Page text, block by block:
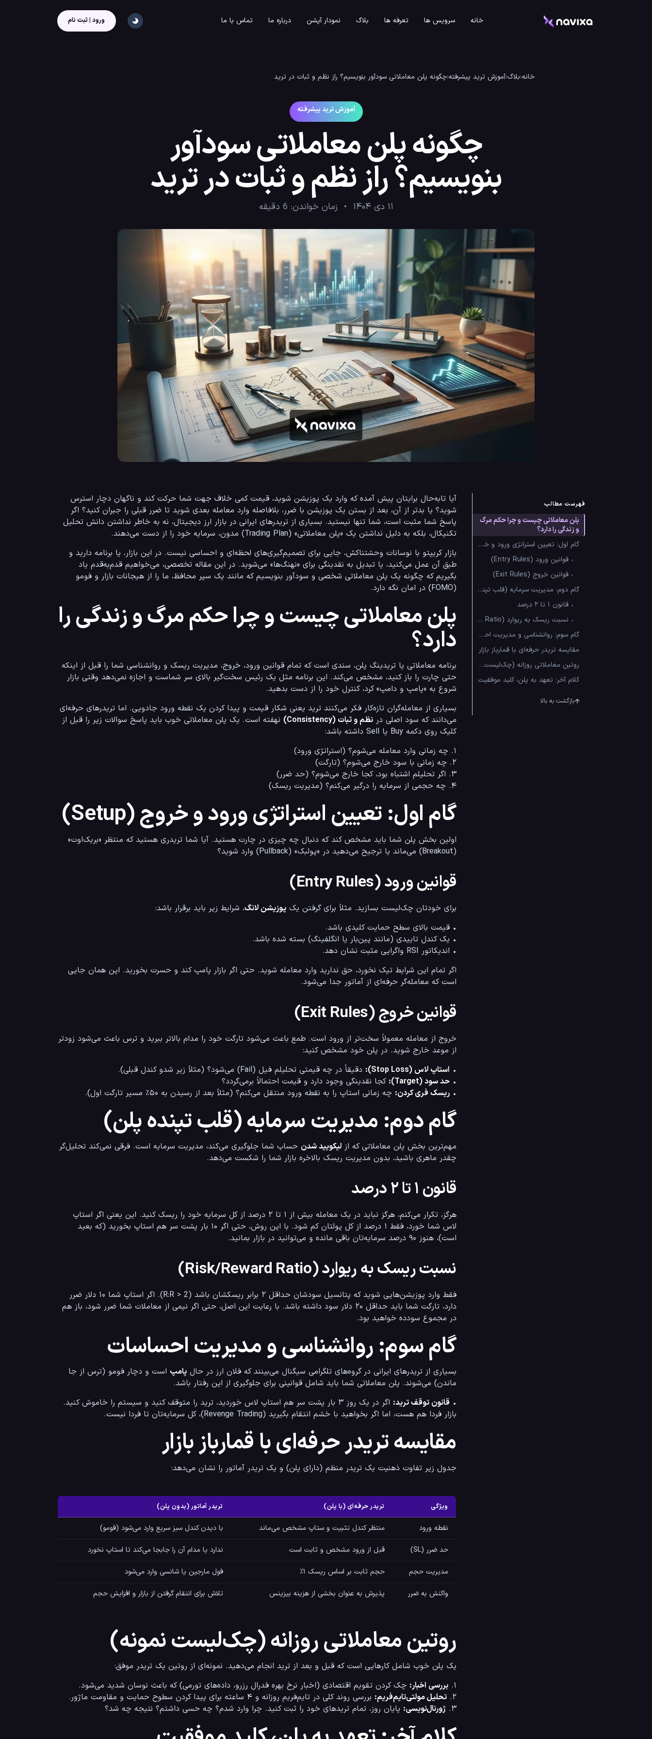
خانه سرویس ها تعرفه ها بلاگ نمودار آپشن درباره ما تماس با ما ورود | ثبت نام
خانه‹بلاگ‹آموزش ترید پیشرفته‹چگونه پلن معاملاتی سودآور بنویسیم؟ راز نظم و ثبات در ترید
آموزش ترید پیشرفته
چگونه پلن معاملاتی سودآور
بنویسیم؟ راز نظم و ثبات در ترید
۱۱ دی ۱۴۰۴ زمان خواندن: 6 دقیقه
فهرست مطالب
پلن معاملاتی چیست و چرا حکم مرگ
و زندگی را دارد؟
گام اول: تعیین استراتژی ورود و خروج (Setup)
• قوانین ورود (Entry Rules)
• قوانین خروج (Exit Rules)
گام دوم: مدیریت سرمایه (قلب تپنده پلن)
• قانون ۱ تا ۲ درصد
• نسبت ریسک به ریوارد (Risk/Reward Ratio)
گام سوم: روانشناسی و مدیریت احساسات
مقایسه تریدر حرفه‌ای با قمارباز بازار
روتین معاملاتی روزانه (چک‌لیست نمونه)
کلام آخر: تعهد به پلن، کلید موفقیت
بازگشت به بالا
تکنیکال، بلکه به دلیل نداشتن یک «پلن معاملاتی» (Trading Plan) مدون، سرمایه خود را از دست می‌دهند.
(FOMO) در امان نگه دارد.
پلن معاملاتی چیست و چرا حکم مرگ و زندگی را
دارد؟
شروع به «پامپ و دامپ» کرد، کنترل خود را از دست بدهید.
می‌دانند که سود اصلی در
نظم و ثبات (Consistency)
کلیک روی دکمه Buy یا Sell داشته باشد:
۱. چه زمانی وارد معامله می‌شوم؟ (استراتژی ورود)
۲. چه زمانی با سود خارج می‌شوم؟ (تارگت)
۳. اگر تحلیلم اشتباه بود، کجا خارج می‌شوم؟ (حد ضرر)
۴. چه حجمی از سرمایه را درگیر می‌کنم؟ (مدیریت ریسک)
گام اول: تعیین استراتژی ورود و خروج (Setup)
(Breakout) می‌ماند یا ترجیح می‌دهید در «پولبک» (Pullback) وارد شوید؟
قوانین ورود (Entry Rules)
برای خودتان چک‌لیست بسازید. مثلاً برای گرفتن یک پوزیشن لانگ، شرایط زیر باید برقرار باشد:
• قیمت بالای سطح حمایت کلیدی باشد.
• یک کندل تاییدی (مانند پین‌بار یا انگلفینگ) بسته شده باشد.
• اندیکاتور RSI واگرایی مثبت نشان دهد.
است که معامله‌گر حرفه‌ای از آماتور جدا می‌شود.
قوانین خروج (Exit Rules)
از موعد خارج شوید. در پلن خود مشخص کنید:
• استاپ لاس (Stop Loss):
دقیقاً در چه قیمتی تحلیلم فیل (Fail) می‌شود؟ (مثلاً زیر شدو کندل قبلی).
• حد سود (Target):
کجا نقدینگی وجود دارد و قیمت احتمالاً برمی‌گردد؟
• ریسک فری کردن: چه زمانی استاپ را به نقطه ورود منتقل می‌کنم؟ (مثلاً بعد از رسیدن به ۵۰٪ مسیر تارگت اول).
گام دوم: مدیریت سرمایه (قلب تپنده پلن)
مهم‌ترین بخش پلن معاملاتی که از لیکویید شدن
چقدر ماهری باشید، بدون مدیریت ریسک بالاخره بازار شما را شکست می‌دهد.
قانون ۱ تا ۲ درصد
است)، هنوز ۹۰ درصد سرمایه‌تان باقی مانده و می‌توانید در بازار بمانید.
نسبت ریسک به ریوارد (Risk/Reward Ratio)
در مجموع سودده خواهید بود.
گام سوم: روانشناسی و مدیریت احساسات
بسیاری از تریدرهای ایرانی در گروه‌های تلگرامی سیگنال می‌بینند که فلان ارز در حال پامپ
ماندن) می‌شوند. پلن معاملاتی شما باید شامل قوانینی برای جلوگیری از این رفتار باشد.
• قانون توقف ترید:
بازار فردا هم هست، اما اگر بخواهید با خشم انتقام بگیرید (Revenge Trading)، کل سرمایه‌تان تا فردا نیست.
مقایسه تریدر حرفه‌ای با قمارباز بازار
جدول زیر تفاوت ذهنیت یک تریدر منظم (دارای پلن) و یک تریدر آماتور را نشان می‌دهد:
ویژگی تریدر حرفه‌ای (با پلن) تریدر آماتور (بدون پلن)
نقطه ورود منتظر کندل تثبیت و ستاپ مشخص می‌ماند با دیدن کندل سبز سریع وارد می‌شود (فومو)
حد ضرر (SL) قبل از ورود مشخص و ثابت است ندارد یا مدام آن را جابجا می‌کند تا استاپ نخورد
مدیریت حجم حجم ثابت بر اساس ریسک ۱٪ فول مارجین یا شانسی وارد می‌شود
واکنش به ضرر پذیرش به عنوان بخشی از هزینه بیزینس تلاش برای انتقام گرفتن از بازار و افزایش حجم
روتین معاملاتی روزانه (چک‌لیست نمونه)
یک پلن خوب شامل کارهایی است که قبل و بعد از ترید انجام می‌دهید. نمونه‌ای از روتین یک تریدر موفق:
۱. بررسی اخبار: چک کردن تقویم اقتصادی (اخبار نرخ بهره فدرال رزرو، داده‌های تورمی) که باعث نوسان شدید می‌شود.
۲. تحلیل مولتی‌تایم‌فریم:
بررسی روند کلی در تایم‌فریم روزانه و ۴ ساعته برای پیدا کردن سطوح حمایت و مقاومت ماژور.
۳. ژورنال‌نویسی: پایان روز، تمام تریدهای خود را ثبت کنید. چرا وارد شدم؟ چه حسی داشتم؟ نتیجه چه شد؟